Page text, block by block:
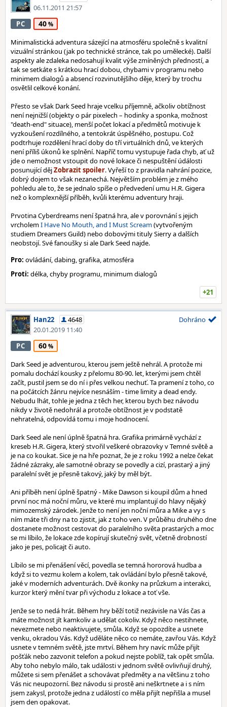
06.11.2011 21:57
PC 40
Minimalistická adventura sázející na atmosféru společně s kvalitní
vizuální stránkou (jak po technické stránce, tak po umělecké). Další
aspekty ale zdaleka nedosahují kvalit výše zmíněných předností, a
tak se setkáte s krátkou hrací dobou, chybami v programu nebo
minimem dialogů a absencí rozvinutějšího děje, který by trochu
osvětlil celkové konání.
Přesto se však Dark Seed hraje vcelku příjemně, ačkoliv obtížnost
není nejnižší (objekty o pár pixelech – hodinky a sponka, možnost
"death-end" situace), menší počet lokací a předmětů motivuje k
vyzkoušení rozdílného, a tentokrát úspěšného, postupu. Což
podtrhuje rozdělení hrací doby do tří virtuálních dnů, ve kterých
není příliš úkonů ke splnění. Napříč tomu vystupuje řada chyb, ať už
jde o nemožnost vstoupit do nové lokace či nespuštění údálosti
posunující děj
. Vyřeší to z pravidla nahrání pozice,
dobrý dojem to však nezanechá. Největším problém je z mého
pohledu ale to, že se jednalo spíše o předvedení umu H.R. Gigera
než o komplexnější příběh, kvůli kterému adventury hraji.
Prvotina Cyberdreams není špatná hra, ale v porovnání s jejich
vrcholemI Have No Mouth, and I Must Scream(vytvořeným
studiem Dreamers Guild) nebo dobovými tituly Sierry a dalších
neobstojí. Své fanoušky si ale Dark Seed najde.
Pro: ovládání, dabing, grafika, atmosféra
Proti: délka, chyby programu, minimum dialogů
+21
Han22
4648
20.01.2019 11:40
Dohráno
PC 60
Dark Seed je adventurou, kterou jsem ještě nehrál. A protože mi
pomalu dochází kousky z přelomu 80-90. let, kterými jsem chtěl
začít, pustil jsem se do ní i přes velkou nechuť. Ta pramení z toho, co
na počátcích žánru nejvíce nesnáším - time limity a dead endy.
Nebudu lhát, tohle je jedna z těch her, kterou bych bez návodu
nikdy v životě nedohrál a protože obtížnost je v podstatě
nehratelná, odpovídá tomu i moje hodnocení.
Dark Seed ale není úplně špatná hra. Grafika primárně vychází z
kreseb H.R. Gigera, který stvořil veškeré obrazovky v Temné světě a
je na co koukat. Sice je na hře poznat, že je z roku 1992 a nelze čekat
žádné zázraky, ale samotné obrazy se povedly a cizí, prastarý a jiný
paralelní svět je přesně takový, jaký by měl být.
Ani příběh není úplně špatný - Mike Dawson si koupil dům a hned
první noc má noční můru, ve které mu implantují do hlavy nějaký
mimozemský zárodek. Jenže to není jen noční můra a Mike a vy s
ním máte tři dny na to zjistit, jak z toho ven. V průběhu druhého dne
dostanete možnost cestovat do paralelního světa prastarých a moc
se mi líbilo, že lokace zde kopírují skutečný svět, včetně drobností
jako je pes, policajt či auto.
Líbilo se mi přenášení věcí, povedla se temná hororová hudba a
když si to vezmu kolem a kolem, tak ovládání bylo přesně takové,
jaké v moderních adventurách. Dvě ikonky na průzkum a interakci,
kurzor který mění tvar při východu z lokace a toť vše.
Jenže se to nedá hrát. Během hry běží totiž nezávisle na Vás čas a
máte možnost jít kamkoliv a udělat cokoliv. Když něco nestihnete,
nevezmete nebo neaktivujete, smůla. Když se opozdíte a usnete
venku, okradou Vás. Když uděláte něco co nemáte, zavřou Vás. Když
usnete v temném světě, jste mrtví. Během hry navíc může přijít
pošťák nebo zazvonit telefon a pokud nejste poblíž, tak opět smůla.
Aby toho nebylo málo, tak události v jednom světě ovlivňují druhý,
můžete si sem přenášet a schovávat předměty a na většinu z toho
Vás nic neupozorní. Bez návodu si prostě ani neškrtnete a i s ním
jsem zakysl, protože jedna z událostí co měla přijít nepřišla a musel
jsem den opakovat.